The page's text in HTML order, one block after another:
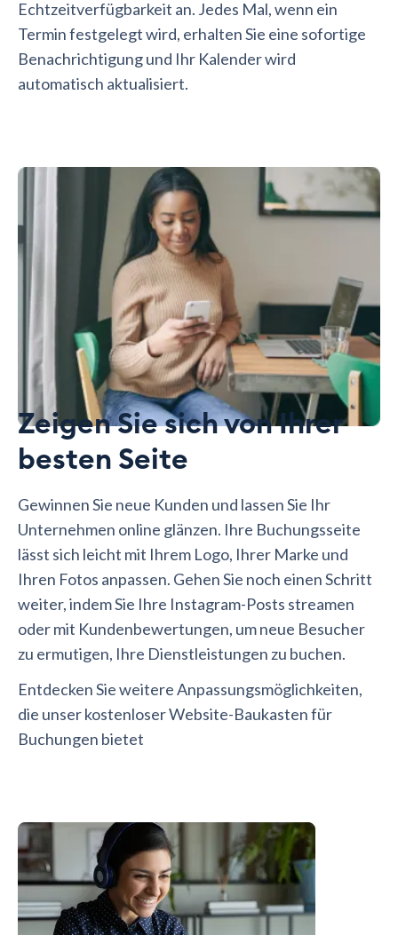
Echtzeitverfügbarkeit an. Jedes Mal, wenn ein
Termin festgelegt wird, erhalten Sie eine sofortige
Benachrichtigung und Ihr Kalender wird
automatisch aktualisiert.
Zeigen Sie sich von Ihrer
besten Seite
Gewinnen Sie neue Kunden und lassen Sie Ihr
Unternehmen online glänzen. Ihre Buchungsseite
lässt sich leicht mit Ihrem Logo, Ihrer Marke und
Ihren Fotos anpassen. Gehen Sie noch einen Schritt
weiter, indem Sie Ihre Instagram-Posts streamen
oder mit Kundenbewertungen, um neue Besucher
zu ermutigen, Ihre Dienstleistungen zu buchen.
Entdecken Sie weitere Anpassungsmöglichkeiten,
die unser kostenloser Website-Baukasten für
Buchungen bietet